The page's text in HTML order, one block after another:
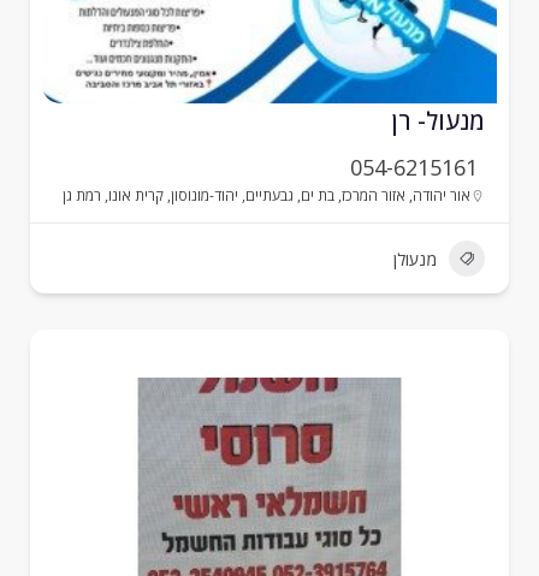
רן
054-6215161
אור יהודה,אזור המרכז,בת ים,גבעתיים, יהוד-מונוסון,קרית אונו ,רמת גן
מנעולן